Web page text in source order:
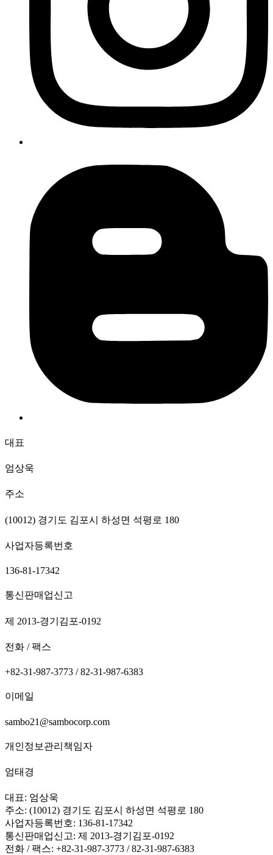
대표
엄상욱
주소
(10012) 경기도 김포시 하성면 석평로 180
사업자등록번호
136-81-17342
통신판매업신고
제 2013-경기김포-0192
전화 / 팩스
+82-31-987-3773 / 82-31-987-6383
이메일
sambo21@sambocorp.com
개인정보관리책임자
엄태경
대표: 엄상욱
주소: (10012) 경기도 김포시 하성면 석평로 180
사업자등록번호: 136-81-17342
통신판매업신고: 제 2013-경기김포-0192
전화 / 팩스: +82-31-987-3773 / 82-31-987-6383